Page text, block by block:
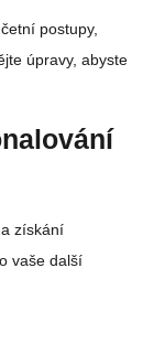
postupy,
úpravy, abyste
získání
vaše další